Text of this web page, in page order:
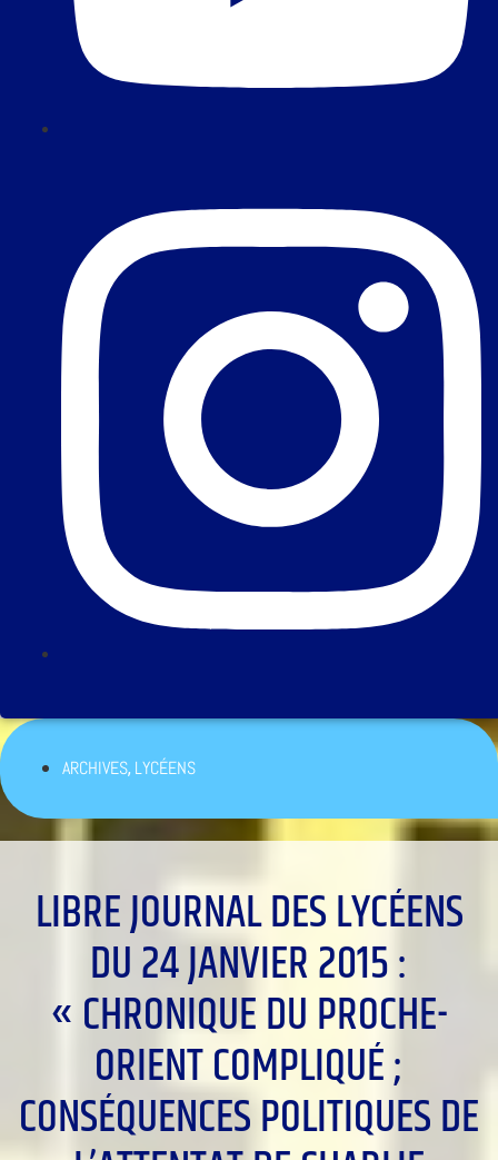
ARCHIVES,LYCÉENS
LIBRE JOURNAL DES LYCÉENS
DU 24 JANVIER 2015 :
« CHRONIQUE DU PROCHE-
ORIENT COMPLIQUÉ ;
CONSÉQUENCES POLITIQUES DE